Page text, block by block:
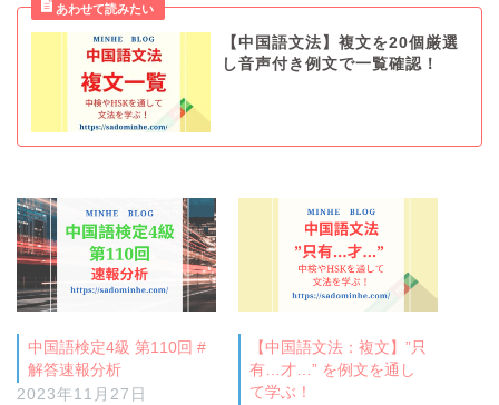
【中国語文法】複文を20個厳選
し音声付き例文で一覧確認！
中国語検定4級 第110回 #
解答速報分析
2023年11月27日
【中国語文法：複文】”只
有…才…” を例文を通し
て学ぶ！